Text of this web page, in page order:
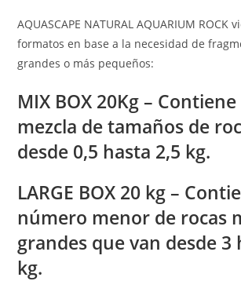
AQUASCAPE NATURAL AQUARIUM ROCK
formatos en base a la necesidad de
grandes o más pequeños:
MIX BOX 20Kg –
mezcla de tamaños de
desde 0,5 hasta 2,5 kg.
LARGE BOX 20 kg –
número menor de rocas
grandes que van desde 3
kg.